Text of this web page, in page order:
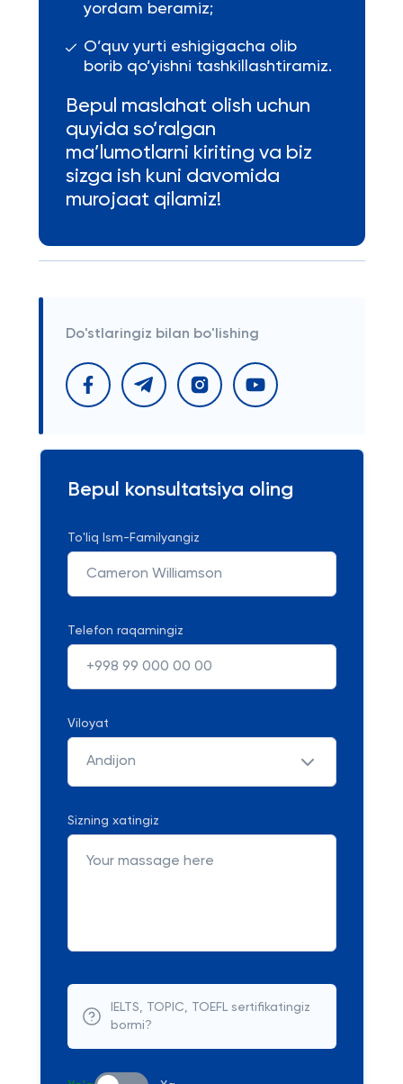
yordam beramiz;
O’quv yurti eshigigacha olib
borib qo’yishni tashkillashtiramiz.
Bepul maslahat olish uchun
quyida so’ralgan
ma’lumotlarni kiriting va biz
sizga ish kuni davomida
murojaat qilamiz!
Do'stlaringiz bilan bo'lishing
Bepul konsultatsiya oling
To'liq Ism-Familyangiz
Telefon raqamingiz
Viloyat
Andijon
Sizning xatingiz
IELTS, TOPIC, TOEFL sertifikatingiz
bormi?